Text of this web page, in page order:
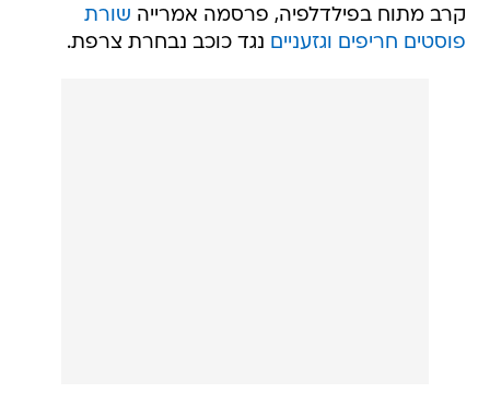
קרב מתוח בפילדלפיה, פרסמה אמרייה שורת
פוסטים חריפים וגזעניים נגד כוכב נבחרת צרפת.